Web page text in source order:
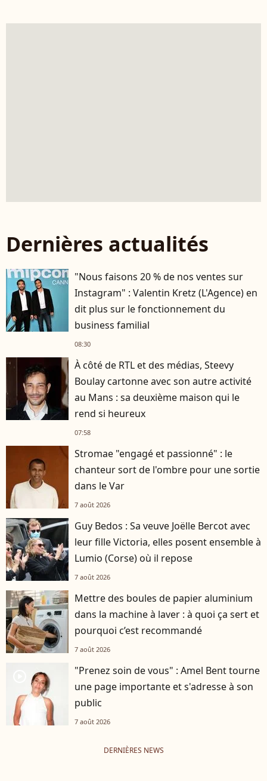
Dernières actualités
"Nous faisons 20 % de nos ventes sur
Instagram" : Valentin Kretz (L'Agence) en
dit plus sur le fonctionnement du
business familial
08:30
À côté de RTL et des médias, Steevy
Boulay cartonne avec son autre activité
au Mans : sa deuxième maison qui le
rend si heureux
07:58
Stromae "engagé et passionné" : le
chanteur sort de l'ombre pour une sortie
dans le Var
7 août 2026
Guy Bedos : Sa veuve Joëlle Bercot avec
leur fille Victoria, elles posent ensemble à
Lumio (Corse) où il repose
7 août 2026
Mettre des boules de papier aluminium
dans la machine à laver : à quoi ça sert et
pourquoi c’est recommandé
7 août 2026
"Prenez soin de vous" : Amel Bent tourne
une page importante et s'adresse à son
public
7 août 2026
DERNIÈRES NEWS